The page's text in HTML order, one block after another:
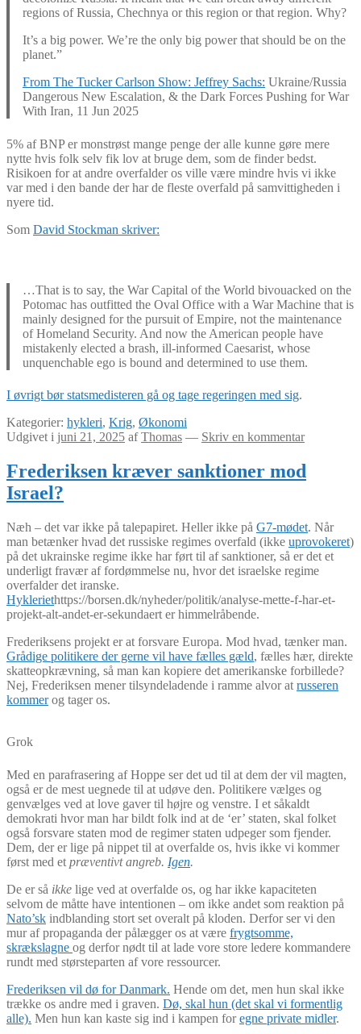
regions of Russia, Chechnya or this region or that region. Why?
It’s a big power. We’re the only big power that should be on the
planet.”
From The Tucker Carlson Show: Jeffrey Sachs: Ukraine/Russia
Dangerous New Escalation, & the Dark Forces Pushing for War
With Iran, 11 Jun 2025
5% af BNP er monstrøst mange penge der alle kunne gøre mere
nytte hvis folk selv fik lov at bruge dem, som de finder bedst.
Risikoen for at andre overfalder os ville være mindre hvis vi ikke
var med i den bande der har de fleste overfald på samvittigheden i
nyere tid.
Som David Stockman skriver:
…That is to say, the War Capital of the World bivouacked on the
Potomac has outfitted the Oval Office with a War Machine that is
mainly designed for the pursuit of Empire, not the maintenance
of Homeland Security. And now the American people have
mistakenly elected a brash, ill-informed Caesarist, whose
unquenchable ego is bound and determined to use them.
I øvrigt bør statsmedisteren gå og tage regeringen med sig.
Kategorier: hykleri, Krig, Økonomi
Udgivet i juni 21, 2025 afThomas — Skriv en kommentar
Frederiksen kræver sanktioner mod
Israel?
Næh – det var ikke på talepapiret. Heller ikke på G7-mødet. Når
man betænker hvad det russiske regimes overfald (ikke uprovokeret)
på det ukrainske regime ikke har ført til af sanktioner, så er det et
underligt fravær af fordømmelse nu, hvor det israelske regime
overfalder det iranske.
Hykleriethttps://borsen.dk/nyheder/politik/analyse-mette-f-har-et-
projekt-alt-andet-er-sekundaert er himmelråbende.
Frederiksens projekt er at forsvare Europa. Mod hvad, tænker man.
Grådige politikere der gerne vil have fælles gæld, fælles hær, direkte
skatteopkrævning, så man kan kopiere det amerikanske forbillede?
Nej, Frederiksen mener tilsyndeladende i ramme alvor at russeren
kommerog tager os.
Grok
Med en parafrasering af Hoppe ser det ud til at dem der vil magten,
også er de mest uegnede til at udøve den. Politikere vælges og
genvælges ved at love gaver til højre og venstre. I et såkaldt
demokrati hvor man har bildt folk ind at de ‘er’ staten, skal folket
også forsvare staten mod de regimer staten udpeger som fjender.
Dem, der er lige på nippet til at overfalde os, hvis ikke vi kommer
først med et præventivt angreb. Igen.
De er så ikke lige ved at overfalde os, og har ikke kapaciteten
selvom de måtte have intentionen – om ikke andet som reaktion på
Nato’sk indblanding stort set overalt på kloden. Derfor ser vi den
mur af propaganda der pålægger os at være frygtsomme,
skrækslagne og derfor nødt til at lade vore store ledere kommandere
rundt med størsteparten af vore ressourcer.
Frederiksen vil dø for Danmark. Hende om det, men hun skal ikke
trække os andre med i graven. Dø, skal hun (det skal vi formentlig
alle). Men hun kan kaste sig ind i kampen foregne private midler.